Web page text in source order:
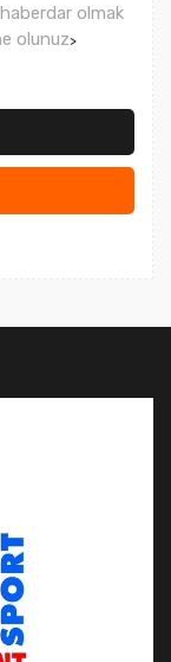
olmak
olunuz>